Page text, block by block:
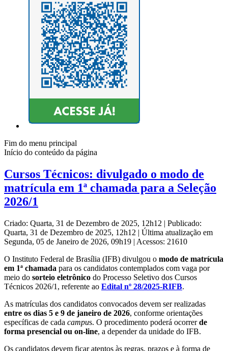
Fim do menu principal
Início do conteúdo da página
Cursos Técnicos: divulgado o modo de
matrícula em 1ª chamada para a Seleção
2026/1
Criado: Quarta, 31 de Dezembro de 2025, 12h12 | Publicado:
Quarta, 31 de Dezembro de 2025, 12h12 | Última atualização em
Segunda, 05 de Janeiro de 2026, 09h19 | Acessos: 21610
O Instituto Federal de Brasília (IFB) divulgou o modo de matrícula
em 1ª chamada para os candidatos contemplados com vaga por
meio do sorteio eletrônico do Processo Seletivo dos Cursos
Técnicos 2026/1, referente ao Edital nº 28/2025-RIFB.
As matrículas dos candidatos convocados devem ser realizadas
entre os dias 5 e 9 de janeiro de 2026, conforme orientações
específicas de cada campus. O procedimento poderá ocorrerde
forma presencial ou on-line, a depender da unidade do IFB.
Os candidatos devem ficar atentos às regras, prazos e à forma de